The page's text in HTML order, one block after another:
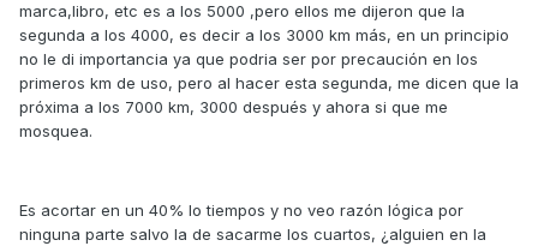
marca,libro, etc es a los 5000 ,pero ellos me dijeron que la
segunda a los 4000, es decir a los 3000 km más, en un principio
no le di importancia ya que podria ser por precaución en los
primeros km de uso, pero al hacer esta segunda, me dicen que la
próxima a los 7000 km, 3000 después y ahora si que me
mosquea.
Es acortar en un 40% lo tiempos y no veo razón lógica por
ninguna parte salvo la de sacarme los cuartos, ¿alguien en la